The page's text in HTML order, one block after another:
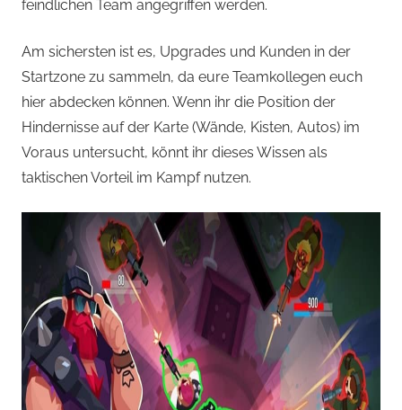
feindlichen Team angegriffen werden.
Am sichersten ist es, Upgrades und Kunden in der
Startzone zu sammeln, da eure Teamkollegen euch
hier abdecken können. Wenn ihr die Position der
Hindernisse auf der Karte (Wände, Kisten, Autos) im
Voraus untersucht, könnt ihr dieses Wissen als
taktischen Vorteil im Kampf nutzen.